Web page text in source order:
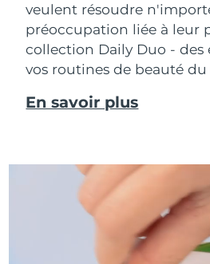
veulent résoudre
préoccupation liée à leur
collection Daily Duo - des
vos routines de beauté
En savoir plus